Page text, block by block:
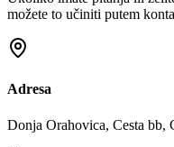
možete to učiniti putem
Adresa
Donja Orahovica, Cesta bb,